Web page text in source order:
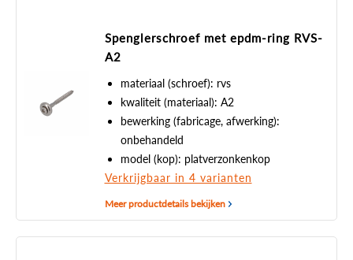
Spenglerschroef met epdm-ring RVS-
A2
materiaal (schroef): rvs
kwaliteit (materiaal): A2
bewerking (fabricage, afwerking):
onbehandeld
model (kop): platverzonkenkop
Verkrijgbaar in 4 varianten
Meer productdetails bekijken